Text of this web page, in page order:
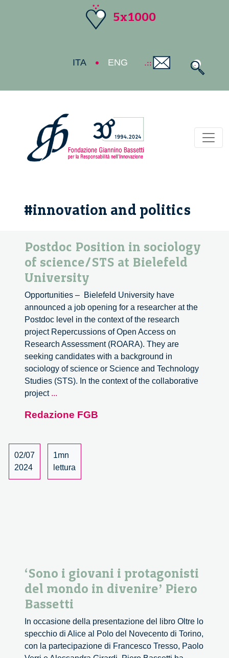
5x1000
ITA ENG
#innovation and politics
Postdoc Position in sociology
of science/STS at Bielefeld
University
Opportunities – Bielefeld University have
announced a job opening for a researcher at the
Postdoc level in the context of the research
project Repercussions of Open Access on
Research Assessment (ROARA). They are
seeking candidates with a background in
sociology of science or Science and Technology
Studies (STS). In the context of the collaborative
project ...
in
of
science/STS
at
Bielefeld
Redazione FGB
02/07
2024
1mn
lettura
‘Sono i giovani i protagonisti
del mondo in divenire’ Piero
Bassetti
In occasione della presentazione del libro Oltre lo
specchio di Alice al Polo del Novecento di Torino,
con la partecipazione di Francesco Tresso, Paolo